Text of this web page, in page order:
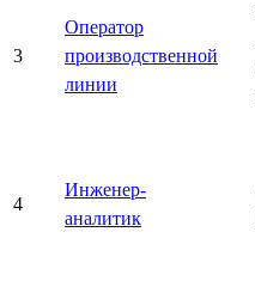
3
Оператор
производственной
линии
4
Инженер-
аналитик